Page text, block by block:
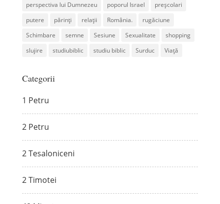
perspectiva lui Dumnezeu
poporul Israel
preșcolari
putere
părinți relații România.
rugăciune
Schimbare
semne Sesiune Sexualitate
shopping
slujire
studiubiblic studiu biblic Surduc Viață
Categorii
1 Petru
2 Petru
2 Tesaloniceni
2 Timotei